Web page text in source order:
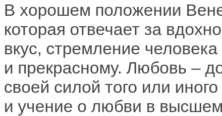
В хорошем положении
которая отвечает за
вкус, стремление
и прекрасному. Любовь –
своей силой того или
и учение о любви в